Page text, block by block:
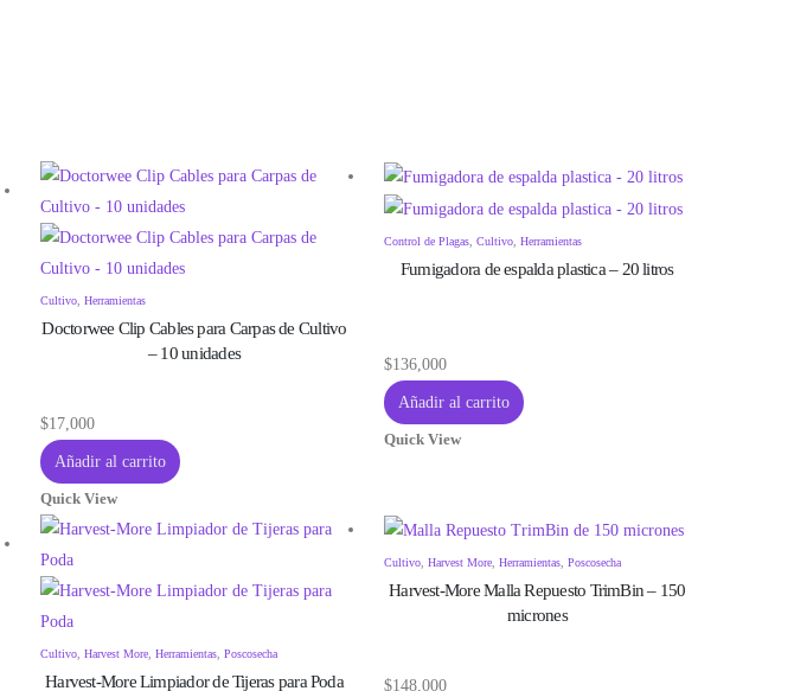
Cultivo ,Herramientas
Doctorwee Clip Cables para Carpas de Cultivo
– 10 unidades
$17,000
Añadir al carrito
Quick View
Control de Plagas, Cultivo, Herramientas
Fumigadora de espalda plastica – 20 litros
$136,000
Añadir al carrito
Quick View
Cultivo ,Harvest More ,Herramientas ,Poscosecha
Harvest-More Limpiador de Tijeras para Poda
Cultivo, Harvest More, Herramientas, Poscosecha
Harvest-More Malla Repuesto TrimBin – 150
micrones
$148,000